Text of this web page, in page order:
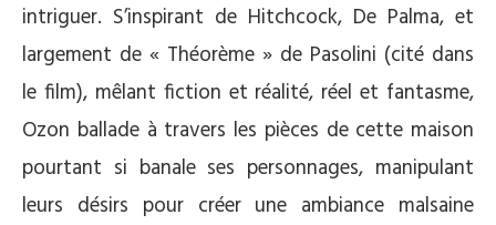
intriguer. S’inspirant de Hitchcock, De Palma, et
largement de « Théorème » de Pasolini (cité dans
le film), mêlant fiction et réalité, réel et fantasme,
Ozon ballade à travers les pièces de cette maison
pourtant si banale ses personnages, manipulant
leurs désirs pour créer une ambiance malsaine